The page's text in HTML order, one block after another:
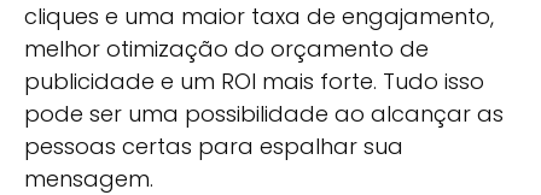
cliques e uma maior taxa de engajamento,
melhor otimização do orçamento de
publicidade e um ROI mais forte. Tudo isso
pode ser uma possibilidade ao alcançar as
pessoas certas para espalhar sua
mensagem.